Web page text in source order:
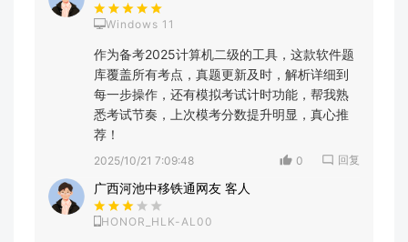
Windows 11
作为备考2025计算机二级的工具，这款软件题
库覆盖所有考点，真题更新及时，解析详细到
每一步操作，还有模拟考试计时功能，帮我熟
悉考试节奏，上次模考分数提升明显，真心推
荐！
2025/10/21 7:09:48 0 回复
广西河池中移铁通网友 客人
HONOR_HLK-AL00